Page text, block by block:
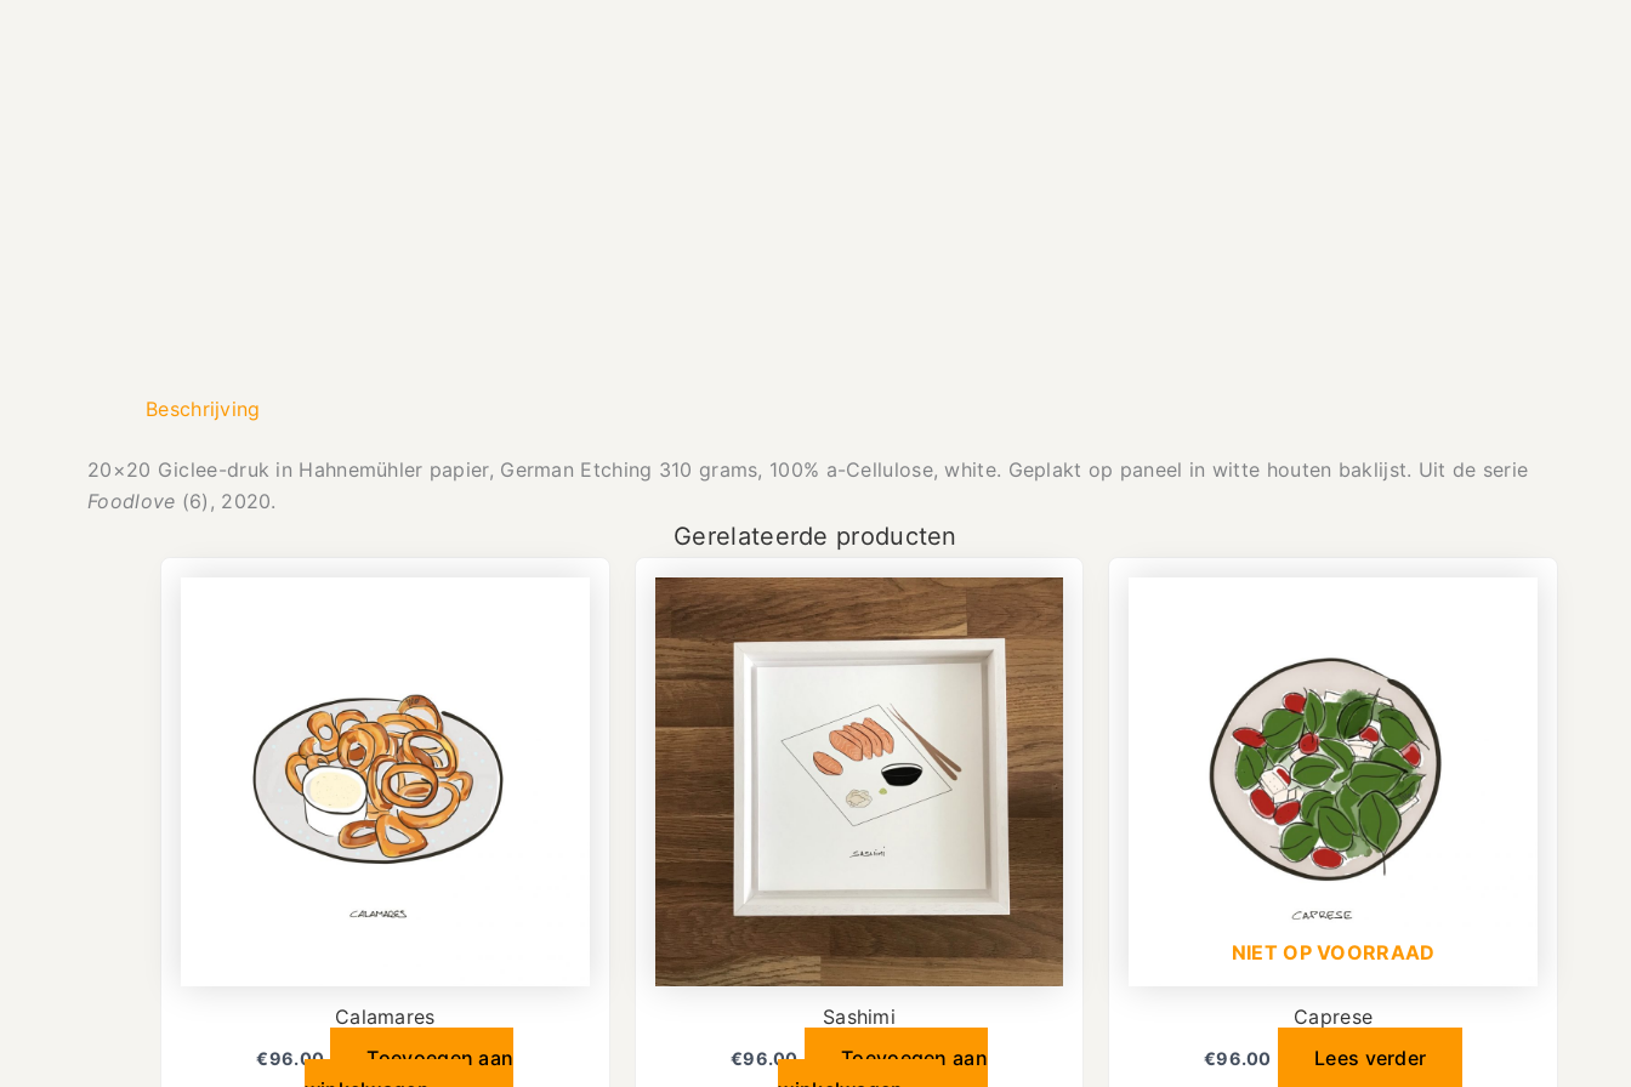
Beschrijving
20×20 Giclee-druk in Hahnemühler papier, German Etching 310 grams, 100% a-Cellulose, white. Geplakt op paneel in witte houten baklijst. Uit de serie
Foodlove (6), 2020.
Gerelateerde producten
Calamares
€96.00
Toevoegen aan
Sashimi
€96.00
Toevoegen aan
NIET OP VOORRAAD
Caprese
€96.00 Lees verder